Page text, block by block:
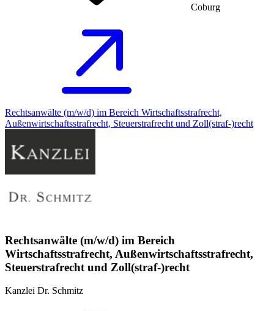
Coburg
Rechtsanwälte (m/w/d) im Bereich Wirtschaftsstrafrecht,
Außenwirtschaftsstrafrecht, Steuerstrafrecht und Zoll(straf-)recht
Rechtsanwälte (m/w/d) im Bereich
Wirtschaftsstrafrecht, Außenwirtschaftsstrafrecht,
Steuerstrafrecht und Zoll(straf-)recht
Kanzlei Dr. Schmitz